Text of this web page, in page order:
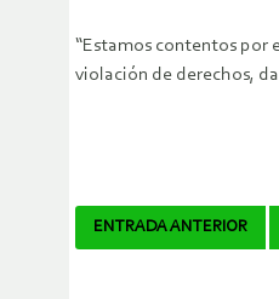
“Estamos contentos por
violación de derechos,
Navegador
ENTRADA ANTERIOR